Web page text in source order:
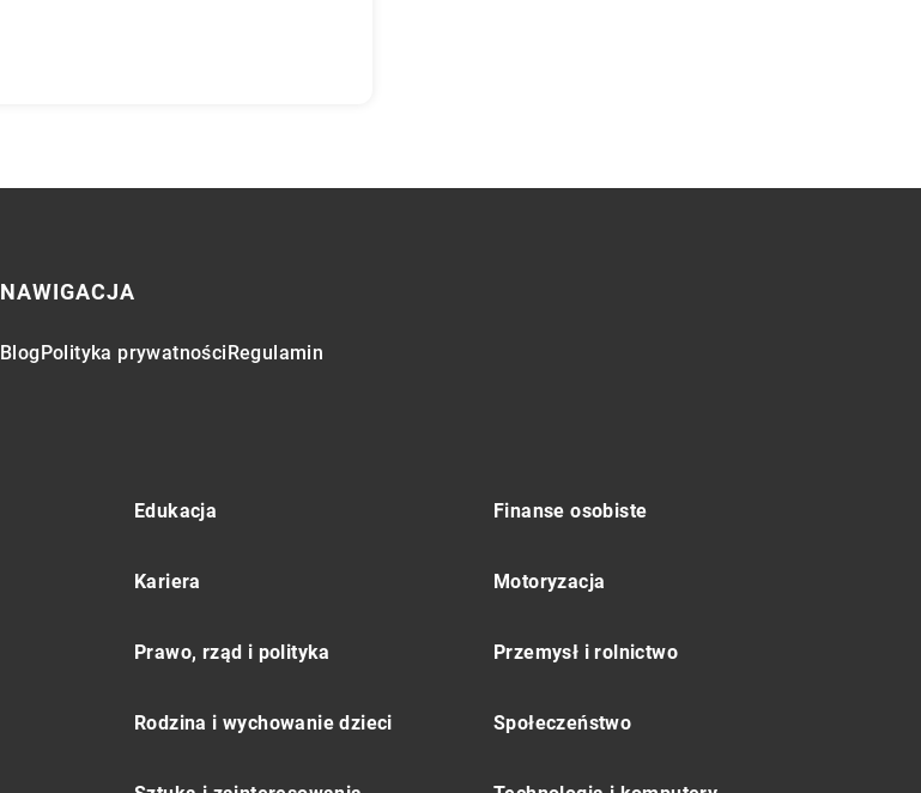
NAWIGACJA
BlogPolityka prywatnościRegulamin
Edukacja Finanse osobiste
Kariera Motoryzacja
Prawo, rząd i polityka Przemysł i rolnictwo
Rodzina i wychowanie dzieci Społeczeństwo